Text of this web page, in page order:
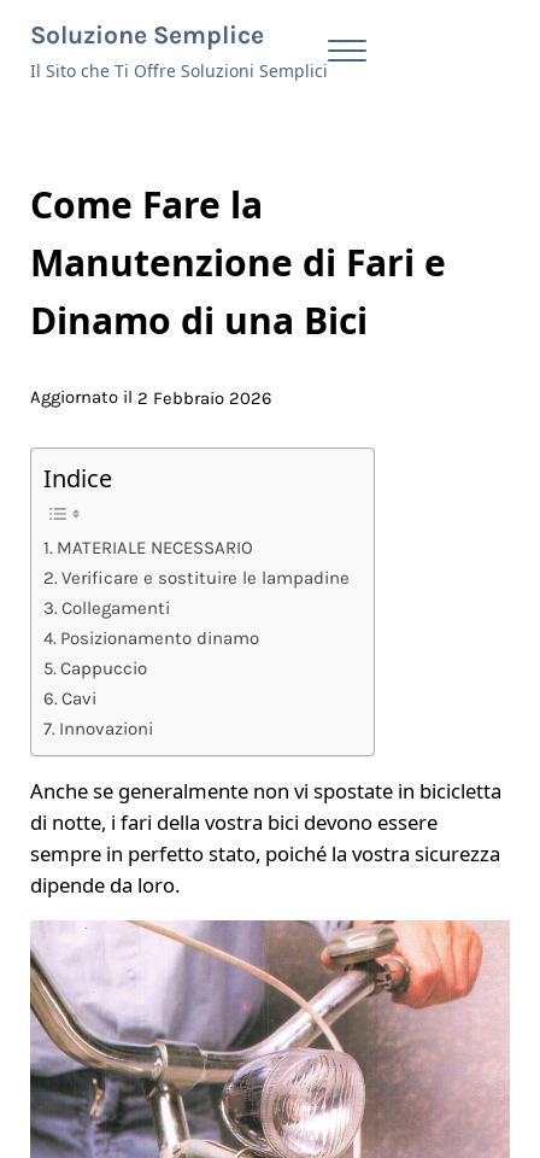
Soluzione Semplice
Il Sito che Ti Offre Soluzioni Semplici
Menu
Come Fare la
Manutenzione di Fari e
Dinamo di una Bici
Aggiornato il 2 Febbraio 2026
Indice
MATERIALE NECESSARIO
Verificare e sostituire le lampadine
Collegamenti
Posizionamento dinamo
Cappuccio
Cavi
Innovazioni
Anche se generalmente non vi spostate in bicicletta
di notte, i fari della vostra bici devono essere
sempre in perfetto stato, poiché la vostra sicurezza
dipende da loro.